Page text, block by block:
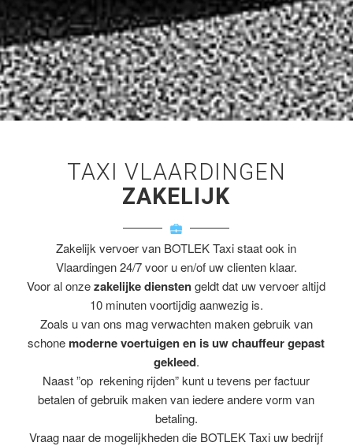
TAXI VLAARDINGEN
ZAKELIJK
Zakelijk vervoer van BOTLEK Taxi staat ook in
Vlaardingen 24/7 voor u en/of uw clienten klaar.
Voor al onzezakelijke dienstengeldt dat uw vervoer altijd
10 minuten voortijdig aanwezig is.
Zoals u van ons mag verwachten maken gebruik van
schone moderne voertuigen en is uw chauffeur gepast
gekleed.
Naast ”op rekening rijden” kunt u tevens per factuur
betalen of gebruik maken van iedere andere vorm van
betaling.
Vraag naar de mogelijkheden die BOTLEK Taxi uw bedrijf